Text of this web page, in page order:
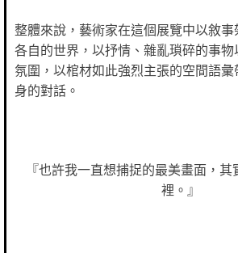
整體來說，藝術家在這個展覽中以敘
各自的世界，以抒情、雜亂瑣碎的事
氛圍，以棺材如此強烈主張的空間語
身的對話。
『也許我一直想捕捉的最美畫面，
裡。』